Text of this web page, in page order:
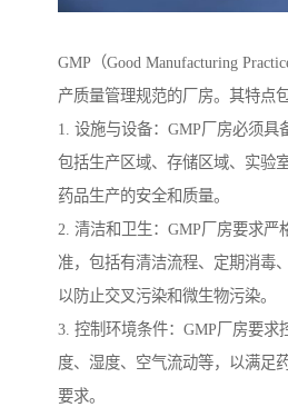
GMP（Good Manufacturing
产质量管理规范的厂房。其特点包
1. 设施与设备：GMP厂房必须具
包括生产区域、存储区域、实验
药品生产的安全和质量。
2. 清洁和卫生：GMP厂房要求严
准，包括有清洁流程、定期消毒
以防止交叉污染和微生物污染。
3. 控制环境条件：GMP厂房要求
度、湿度、空气流动等，以满足
要求。